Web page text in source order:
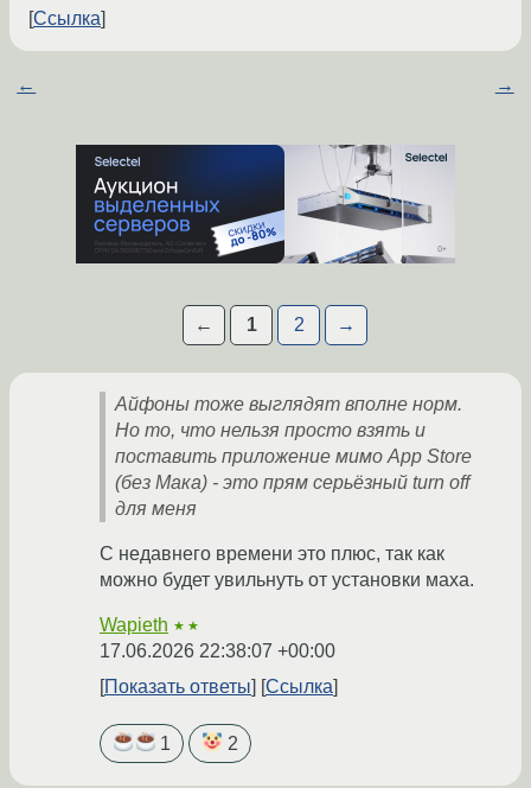
Ссылка
← →
← 1 2 →
Айфоны тоже выглядят вполне норм.
Но то, что нельзя просто взять и
поставить приложение мимо App Store
(без Мака) - это прям серьёзный turn off
для меня
С недавнего времени это плюс, так как
можно будет увильнуть от установки маха.
Wapieth ★★
17.06.2026 22:38:07 +00:00
Показать ответы
Ссылка
1 2